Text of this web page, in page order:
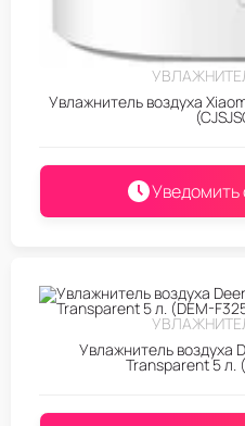
Увлажнитель воздуха
Уведомить
Увлажнитель воздуха
Transparent 5 л.